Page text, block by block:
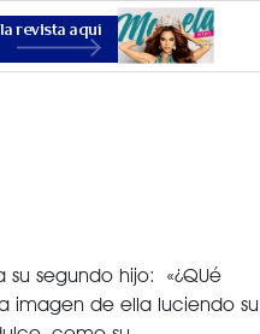
la revista aquí
VIDA
segundo hijo: «¿QUé
imagen de ella luciendo su